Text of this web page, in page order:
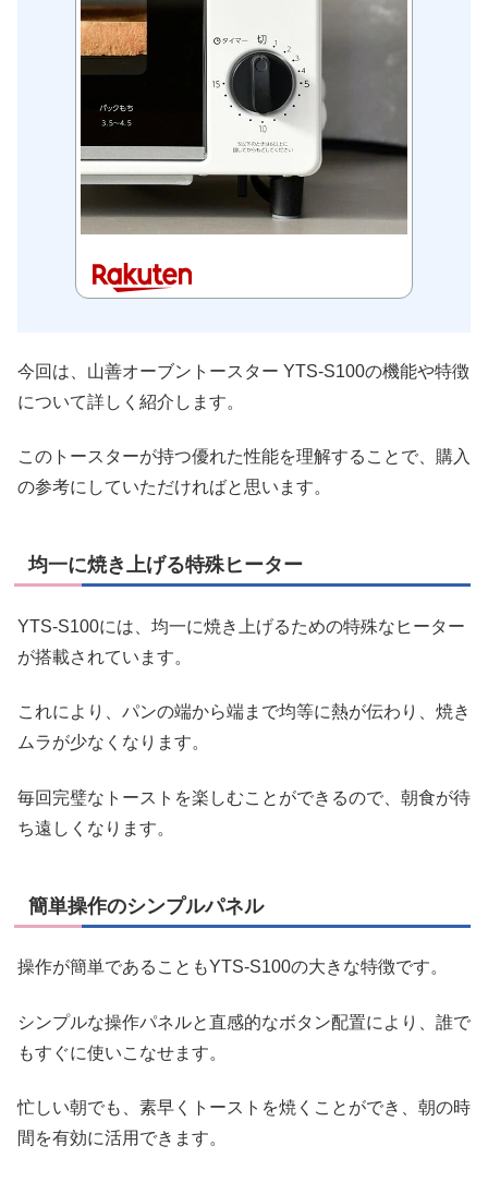
今回は、山善オーブントースター YTS-S100の機能や特徴
について詳しく紹介します。
このトースターが持つ優れた性能を理解することで、購入
の参考にしていただければと思います。
均一に焼き上げる特殊ヒーター
YTS-S100には、均一に焼き上げるための特殊なヒーター
が搭載されています。
これにより、パンの端から端まで均等に熱が伝わり、焼き
ムラが少なくなります。
毎回完璧なトーストを楽しむことができるので、朝食が待
ち遠しくなります。
簡単操作のシンプルパネル
操作が簡単であることもYTS-S100の大きな特徴です。
シンプルな操作パネルと直感的なボタン配置により、誰で
もすぐに使いこなせます。
忙しい朝でも、素早くトーストを焼くことができ、朝の時
間を有効に活用できます。